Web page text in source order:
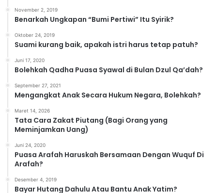
November 2, 2019
Benarkah Ungkapan “Bumi Pertiwi” Itu Syirik?
Oktober 24, 2019
Suami kurang baik, apakah istri harus tetap patuh?
Juni 17, 2020
Bolehkah Qadha Puasa Syawal di Bulan Dzul Qa’dah?
September 27, 2021
Mengangkat Anak Secara Hukum Negara, Bolehkah?
Maret 14, 2026
Tata Cara Zakat Piutang (Bagi Orang yang
Meminjamkan Uang)
Juni 24, 2020
Puasa Arafah Haruskah Bersamaan Dengan Wuquf Di
Arafah?
Desember 4, 2019
Bayar Hutang Dahulu Atau Bantu Anak Yatim?